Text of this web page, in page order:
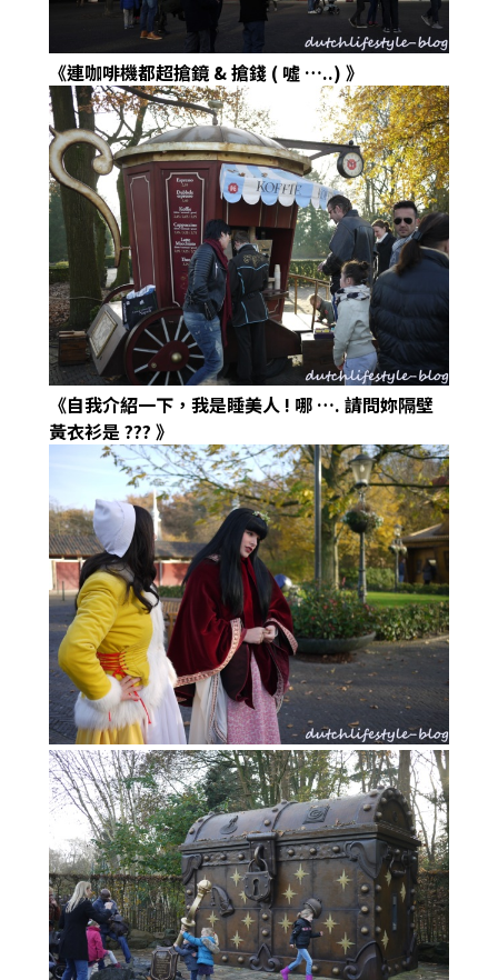
《連咖啡機都超搶鏡 &搶錢 ( 噓 …..) 》
《自我介紹一下，我是睡美人 ! 哪 …. 請問妳隔壁
黃衣衫是 ??? 》